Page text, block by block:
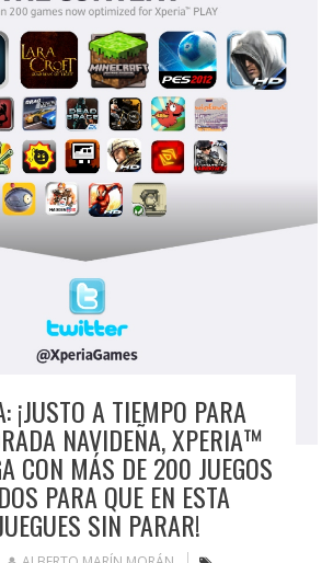
¡JUSTO A TIEMPO PARA
NAVIDEÑA, XPERIA™
CON MÁS DE 200 JUEGOS
PARA QUE EN ESTA
SIN PARAR!